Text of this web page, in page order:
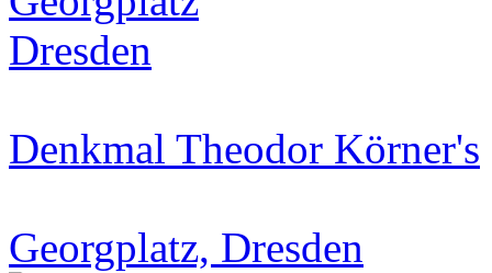
Denkmal Theodor Körner's
Georgplatz, Dresden